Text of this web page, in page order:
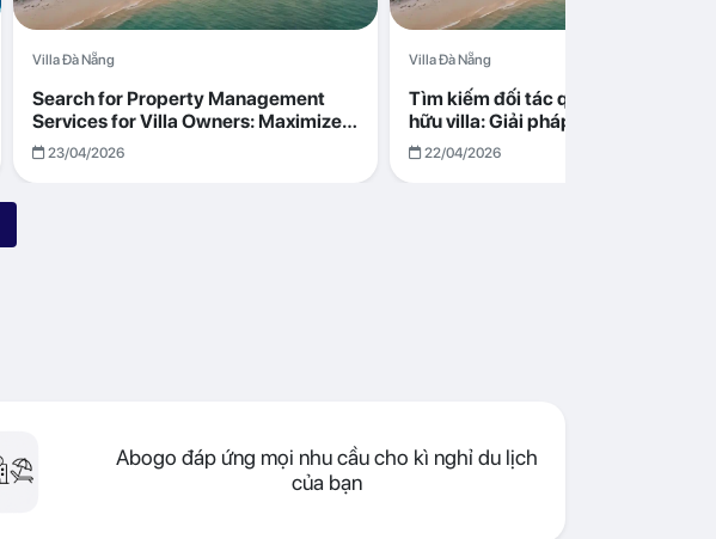
Villa Đà Nẵng
Search for Property Management
Services for Villa Owners: Maximize
Returns with Abogo in Da Nang
23/04/2026
Villa Đà Nẵng
Tìm kiếm đối tác quản lý cho chủ sở
hữu villa: Giải pháp tối ưu lợi nhuận
cùng Abogo tại Đà Nẵng
22/04/2026
Abogo đáp ứng mọi nhu cầu cho kì nghỉ du lịch
của bạn